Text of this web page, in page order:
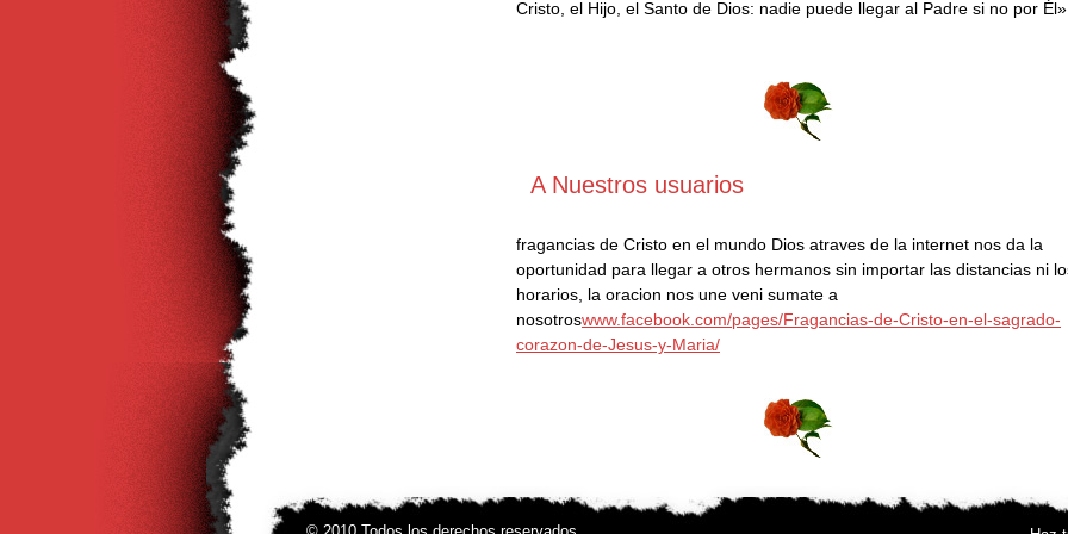
Cristo, el Hijo, el Santo de Dios: nadie puede llegar al Padre si no por
A Nuestros usuarios
fragancias de Cristo en el mundo Dios atraves de la internet nos da la
oportunidad para llegar a otros hermanos sin importar las distancias ni
horarios, la oracion nos une veni sumate a
nosotroswww.facebook.com/pages/Fragancias-de-Cristo-en-el-sagrado-
corazon-de-Jesus-y-Maria/